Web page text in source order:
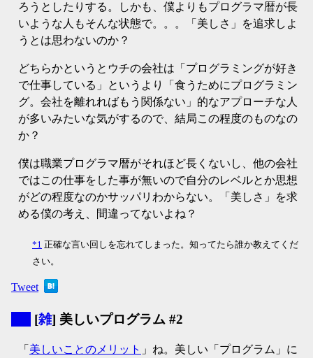
ろうとしたりする。しかも、僕よりもプログラマ暦が長
いような人もそんな状態で。。。「美しさ」を追求しよ
うとは思わないのか？
どちらかというとウチの会社は「プログラミングが好き
で仕事している」というより「食うためにプログラミン
グ。会社を離れればもう関係ない」的なアプローチな人
が多いみたいな気がするので、結局この程度のものなの
か？
僕は職業プログラマ暦がそれほど長くないし、他の会社
ではこの仕事をした事が無いので自分のレベルとか思想
がどの程度なのかサッパリわからない。「美しさ」を求
める僕の考え、間違ってないよね？
*1 正確な言い回しを忘れてしまった。知ってたら誰か教えてくだ
さい。
Tweet
[雑] 美しいプログラム #2
「 美しいことのメリット 」ね。美しい「プログラム」に